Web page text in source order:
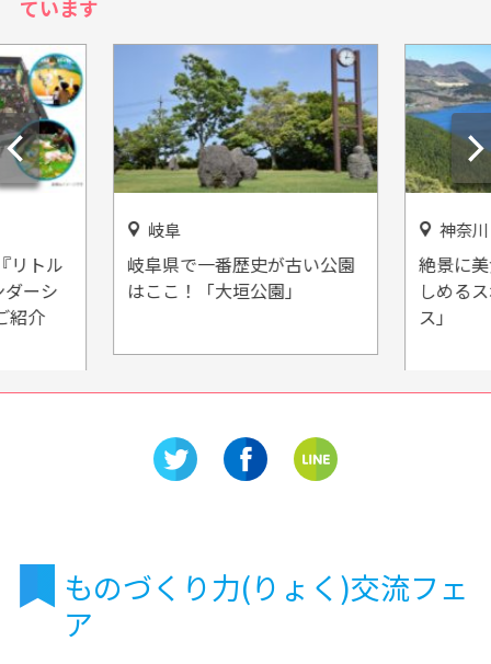
ています
リトル
ーシ
紹介
岐阜
岐阜県で一番歴史が古い公園
はここ！「大垣公園」
神奈川
絶景に
しめる
ス」
ものづくり力(りょく)交流フェ
ア